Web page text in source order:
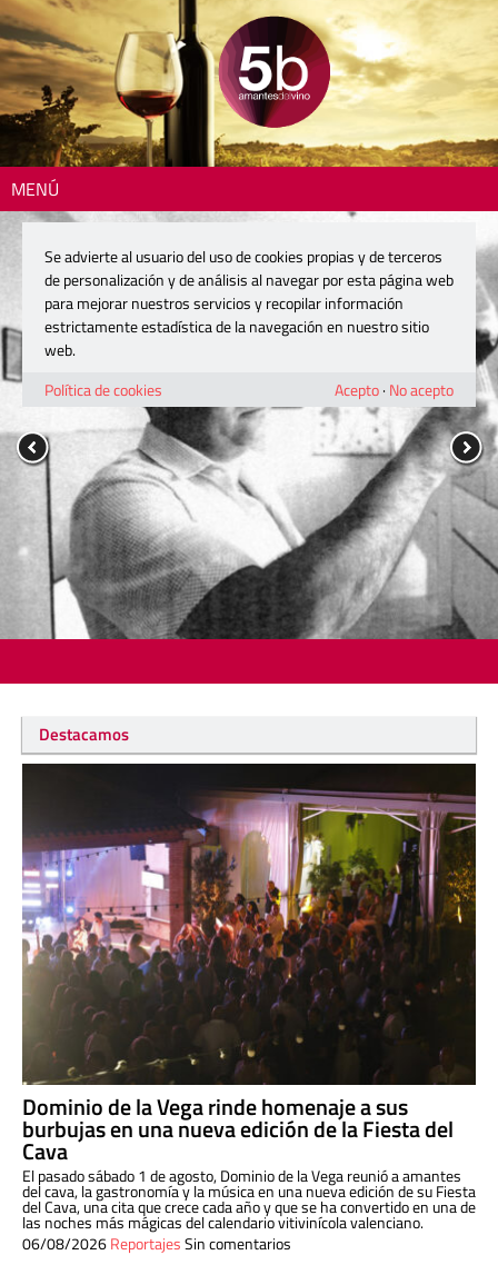
MENÚ
Destacamos
Dominio de la Vega rinde homenaje a sus
burbujas en una nueva edición de la Fiesta del
Cava
El pasado sábado 1 de agosto, Dominio de la Vega reunió a amantes
del cava, la gastronomía y la música en una nueva edición de su Fiesta
del Cava, una cita que crece cada año y que se ha convertido en una de
las noches más mágicas del calendario vitivinícola valenciano.
06/08/2026ReportajesSin comentarios
Se advierte al usuario del uso de cookies propias y de terceros
de personalización y de análisis al navegar por esta página web
para mejorar nuestros servicios y recopilar información
estrictamente estadística de la navegación en nuestro sitio
web.
Política de cookies
Acepto· No acepto